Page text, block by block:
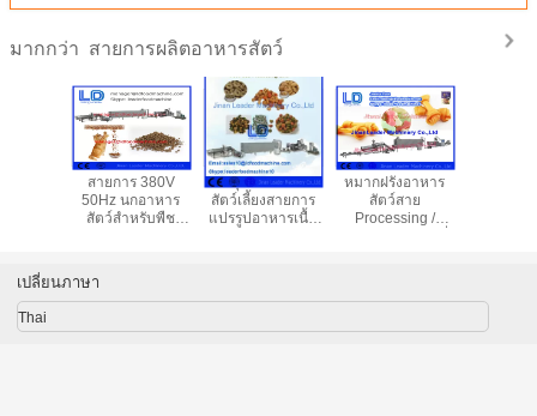
มากกว่า สายการผลิตอาหารสัตว์
สายการ 380V
50Hz นกอาหาร
สัตว์สำหรับพืช
นกสุนัขแมวปลา
สัตว์เลี้ยงสายการ
แปรรูปอาหารเนื้อ
หมากฝรั่งอาหาร
สัตว์สาย
Processing /
เปลี่ยนภาษา
Thai